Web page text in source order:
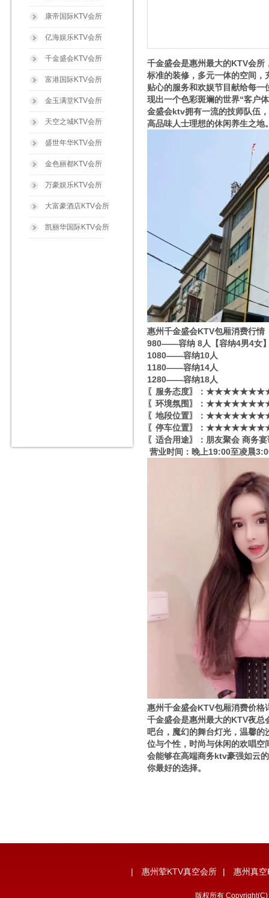
康帝国际KTV会所
亿海娱乐KTV会所
千金盛会KTV会所
富港国际KTV会所
金玉满堂KTV会所
天空之城KTV会所
盛世年华KTV会所
金色丽都KTV会所
万豪娱乐KTV会所
大富豪酒店KTV会所
凯丽华国际KTV会所
千金盛会是惠州最大的KTV会所
标准的装修，多元一体的空间
贴心的服务和欢娱节目献给每
现出一个色彩斑斓的世界“客户
金盛会ktv拥有一流的技师队伍
高品味人士理想的休闲养生之地
惠州千金盛会KTV包厢消费行情
980——容纳 8人【容纳4男4女
1080——容纳10人
1180——容纳14人
1280——容纳18人
〖服务态度〗：
〖环境氛围〗：
〖地段位置〗：
〖停车位置〗：
〖适合用途〗：朋友聚会 商务宴
营业时间：晚上19:00至凌晨
惠州千金盛会KTV包厢消费价格
千金盛会是惠州最大的KTV夜总
吧台，魔幻的舞台灯光，温馨
位与个性，时尚与休闲的欢唱
会能够在高端商务ktv豪强如云
你最好的选择。
| 惠州荤KTV真空会所 | 惠州真
版权所有